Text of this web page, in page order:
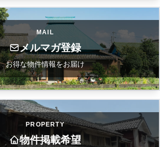
MAIL
メルマガ登録
お得な物件情報をお届け
PROPERTY
物件掲載希望